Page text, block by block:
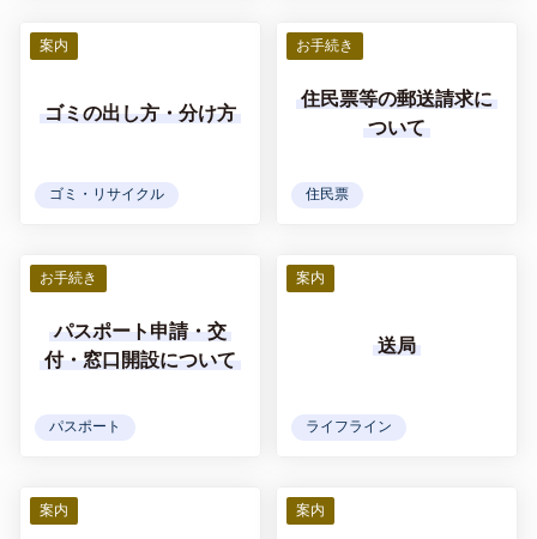
案内
ゴミの出し方・分け方
ゴミ・リサイクル
お手続き
住民票等の郵送請求に
ついて
住民票
お手続き
パスポート申請・交
付・窓口開設について
パスポート
案内
送局
ライフライン
案内 案内